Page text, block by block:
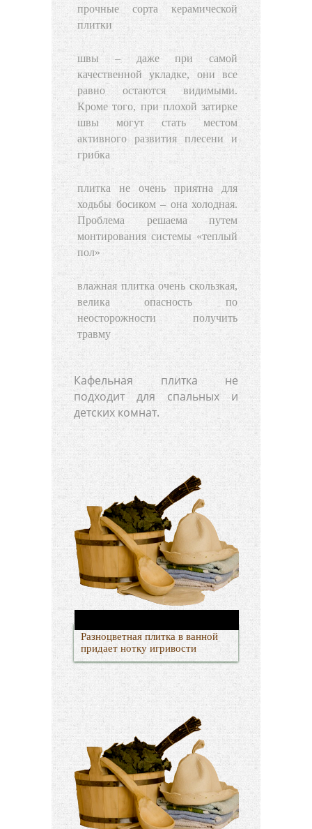
прочные сорта керамической
плитки
швы – даже при самой
качественной укладке, они все
равно остаются видимыми.
Кроме того, при плохой затирке
швы могут стать местом
активного развития плесени и
грибка
плитка не очень приятна для
ходьбы босиком – она холодная.
Проблема решаема путем
монтирования системы «теплый
пол»
влажная плитка очень скользкая,
велика опасность по
неосторожности получить
травму
Кафельная плитка не
подходит для спальных и
детских комнат.
Разноцветная плитка в ванной
придает нотку игривости